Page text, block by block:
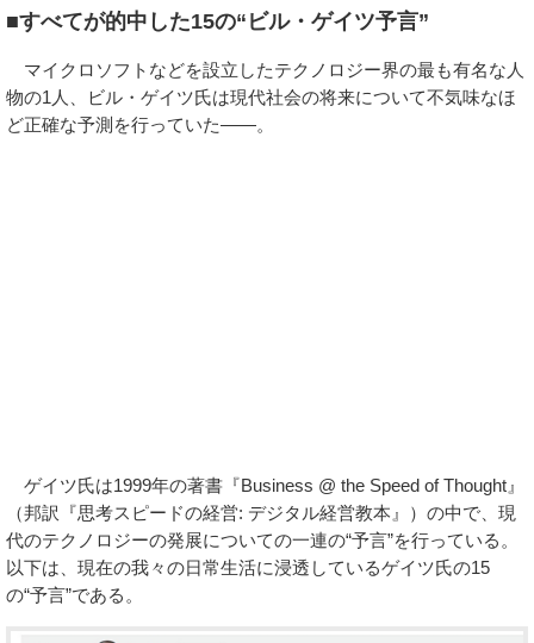
■すべてが的中した15の“ビル・ゲイツ予言”
マイクロソフトなどを設立したテクノロジー界の最も有名な人
物の1人、ビル・ゲイツ氏は現代社会の将来について不気味なほ
ど正確な予測を行っていた――。
ゲイツ氏は1999年の著書『Business @ the Speed of Thought』
（邦訳『思考スピードの経営: デジタル経営教本』）の中で、現
代のテクノロジーの発展についての一連の“予言”を行っている。
以下は、現在の我々の日常生活に浸透しているゲイツ氏の15
の“予言”である。